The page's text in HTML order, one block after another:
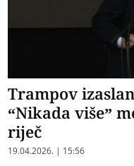
Trampov
“Nikada više”
riječ
19.04.2026. | 15:56